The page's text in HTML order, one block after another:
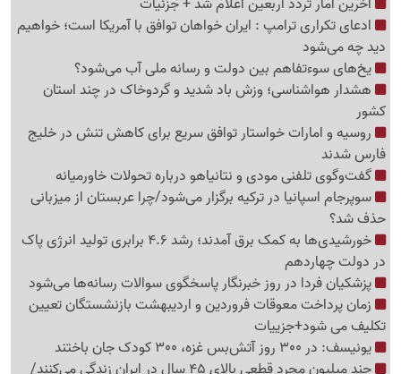
آخرین آمار تردد اربعین اعلام شد + جزئیات
ادعای تکراری ترامپ : ایران خواهان توافق با آمریکا است؛ خواهیم
دید چه می‌شود
یخ‌های سوءتفاهم بین دولت و رسانه ملی آب می‌شود؟
هشدار هواشناسی؛ وزش باد شدید و گردوخاک در چند استان
کشور
روسیه و امارات خواستار توافق سریع برای کاهش تنش در خلیج
فارس شدند
گفت‌وگوی تلفنی مودی و نتانیاهو درباره تحولات خاورمیانه
سوپرجام اسپانیا در ترکیه برگزار می‌شود/چرا عربستان از میزبانی
حذف شد؟
خورشیدی‌ها به کمک برق آمدند؛ رشد 4.6 برابری تولید انرژی پاک
در دولت چهاردهم
پزشکیان فردا در روز خبرنگار پاسخگوی سوالات رسانه‌ها می‌شود
زمان پرداخت معوقات فروردین و اردیبهشت بازنشستگان تعیین
تکلیف می شود+جزییات
یونیسف: در 300 روز آتش‌بس غزه، 300 کودک جان باختند